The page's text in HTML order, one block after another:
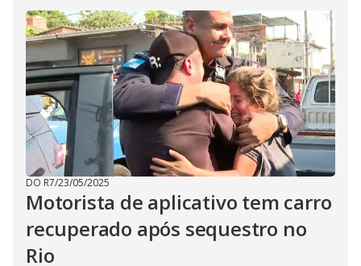
DO R7/23/05/2025
Motorista de aplicativo tem carro
recuperado após sequestro no
Rio